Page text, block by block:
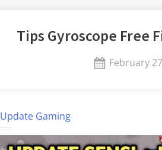
Tips Gyroscope Free
Posted
February
Update Gaming